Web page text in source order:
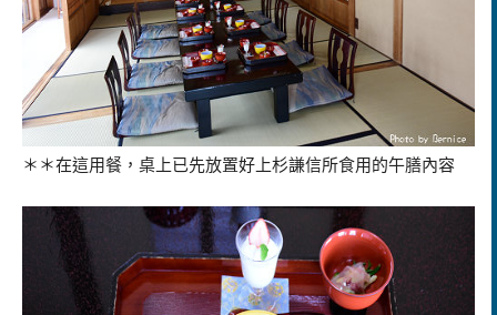
＊＊在這用餐，桌上已先放置好上杉謙信所食用的午膳內容